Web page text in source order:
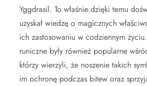
Yggdrasil. To właśnie dzięki temu
uzyskał wiedzę o magicznych
ich zastosowaniu w codziennym
runiczne były również popularne
którzy wierzyli, że noszenie takich
im ochronę podczas bitew oraz